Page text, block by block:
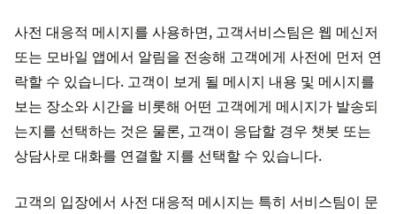
사전 대응적 메시지를 사용하면, 고객서비스팀은 웹 메신저
또는 모바일 앱에서 알림을 전송해 고객에게 사전에 먼저 연
락할 수 있습니다. 고객이 보게 될 메시지 내용 및 메시지를
보는 장소와 시간을 비롯해 어떤 고객에게 메시지가 발송되
는지를 선택하는 것은 물론, 고객이 응답할 경우 챗봇 또는
상담사로 대화를 연결할 지를 선택할 수 있습니다.
고객의 입장에서 사전 대응적 메시지는 특히 서비스팀이 문